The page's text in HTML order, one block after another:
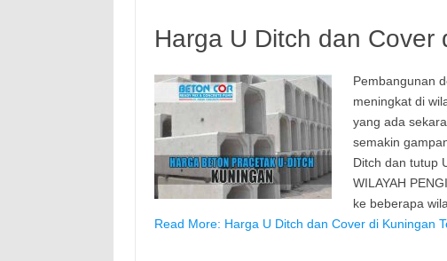
Harga U Ditch dan Cover
Pembangunan
meningkat di
yang ada
semakin
Ditch dan tutup
WILAYAH
ke beberapa
Read More: Harga U Ditch dan Cover di Kuningan